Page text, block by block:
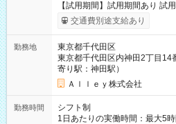
【試用期間】試用期間あり 試
給与は本採用時と同じです。
交通費別途支給あり
勤務地
東京都千代田区
東京都千代田区内神田2丁目
寄り駅：神田駅）
Ａｌｌｅｙ株式会社
勤務時間
シフト制
1日あたりの実働時間：最大5